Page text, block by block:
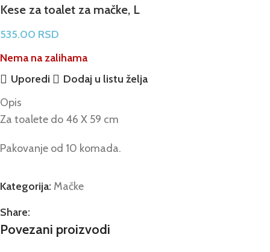
Kese za toalet za mačke, L
535.00 RSD
Nema na zalihama
Uporedi
Dodaj u listu želja
Opis
Za toalete do 46 X 59 cm
Pakovanje od 10 komada.
Kategorija: Mačke
Share:
Povezani proizvodi